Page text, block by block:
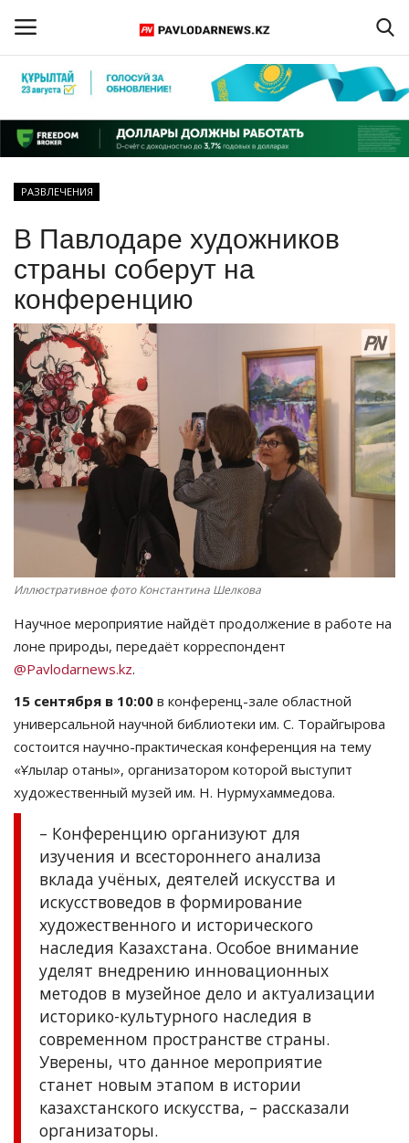
Регистрация
Главная
ПАВЛОДАРСКАЯ ОБЛАСТЬ
КАЗАХСТАН
МИР
СПЕЦПРОЕКТЫ
СПОРТ
Чек-лист
РАЗВЛЕЧЕНИЯ
OFFICIAL
Курултай
Язык
Қазақша Русский
РАЗВЛЕЧЕНИЯ
В Павлодаре художников
страны соберут на
конференцию
Иллюстративное фото Константина Шелкова
Научное мероприятие найдёт продолжение в работе на
лоне природы, передаёт корреспондент
@Pavlodarnews.kz.
15 сентября в 10:00 в конференц-зале областной
универсальной научной библиотеки им. С. Торайгырова
состоится научно-практическая конференция на тему
«Ұлылар отаны», организатором которой выступит
художественный музей им. Н. Нурмухаммедова.
– Конференцию организуют для
изучения и всестороннего анализа
вклада учёных, деятелей искусства и
искусствоведов в формирование
художественного и исторического
наследия Казахстана. Особое внимание
уделят внедрению инновационных
методов в музейное дело и актуализации
историко-культурного наследия в
современном пространстве страны.
Уверены, что данное мероприятие
станет новым этапом в истории
казахстанского искусства, – рассказали
организаторы.